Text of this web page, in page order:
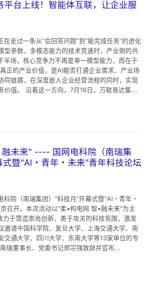
平台上线！智能体互联，让企业服
在走过一条从“会回答问题”到“能完成任务”的进化
型参数、多模态能力的技术竞速时，产业侧的共
半场，核心竞争力不再是单一模型能力，而在于
正的产业价值，是AI能否打通企业需求、产业场
同链路，在深度嵌入企业经营流程的同时，实现
价值。 沿着这一方向，7月16日，万联易达集...
融未来" ---- 国网电科院（南瑞集
暨"AI・青年・未来"青年科技论坛
科院（南瑞集团）"科技月"开幕式暨"AI・青年・
召开。本次活动以"柔•构电网 智•融未来"为主
于营造崇尚创新、勇于攻关的科技氛围，激发
邀请中国科学院、复旦大学、上海交通大学、南
交通大学、四川大学、东南大学等13家单位的专
董事长、党委书记郑宗强致辞并宣布...